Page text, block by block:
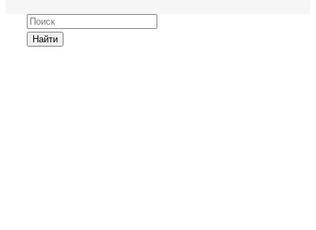
Найти